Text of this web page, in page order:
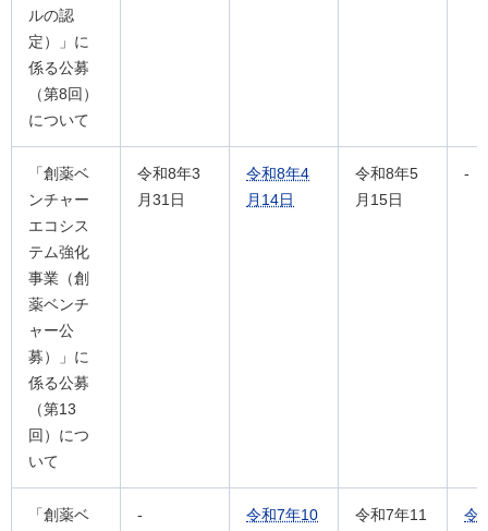
ルの認
定）」に
係る公募
（第8回）
について
「創薬ベ
ンチャー
エコシス
テム強化
事業（創
薬ベンチ
ャー公
募）」に
係る公募
（第13
回）につ
いて
令和8年3
月31日
令和8年4
月14日
令和8年5
月15日
-
「創薬ベ
-
令和7年10
令和7年11
令